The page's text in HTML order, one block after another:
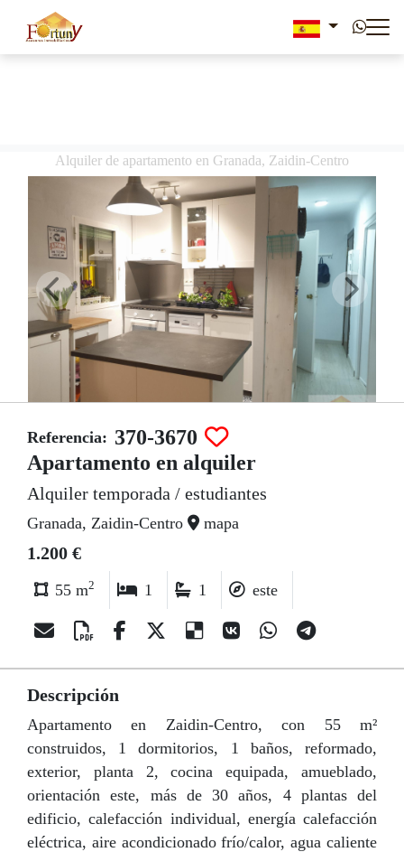
Alquiler de apartamento en Granada, Zaidin-Centro
Referencia: 370-3670
Apartamento en alquiler
Alquiler temporada / estudiantes
Granada, Zaidin-Centro mapa
1.200 €
55 m2 1 1 este
Descripción
Apartamento en Zaidin-Centro, con 55 m²
construidos, 1 dormitorios, 1 baños, reformado,
exterior, planta 2, cocina equipada, amueblado,
orientación este, más de 30 años, 4 plantas del
edificio, calefacción individual, energía calefacción
eléctrica, aire acondicionado frío/calor, agua caliente